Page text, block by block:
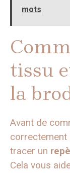
mots
tissu
la
Avant de
correctement
tracer un
Cela vous